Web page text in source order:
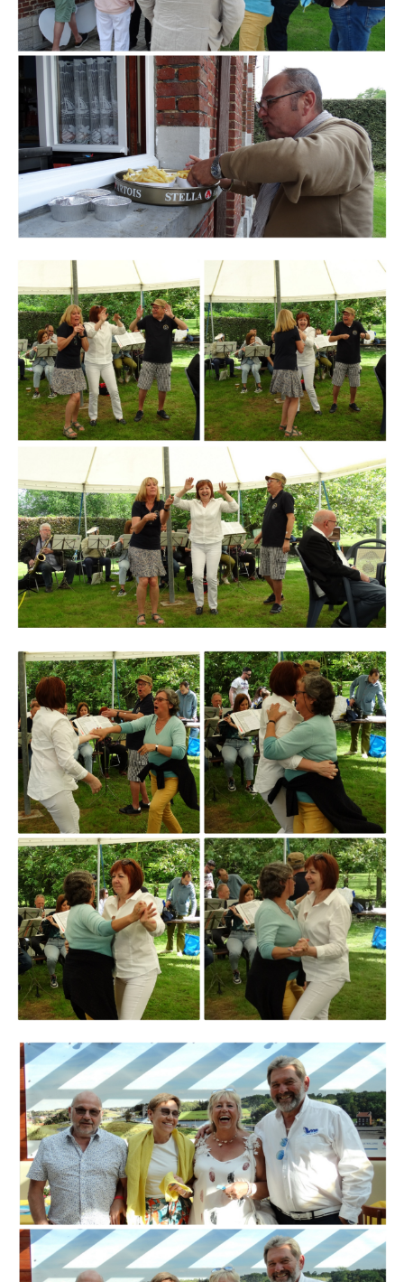
Branding
ARMCHAIR
Branding
ARMCHAIR
Branding
ARMCHAIR